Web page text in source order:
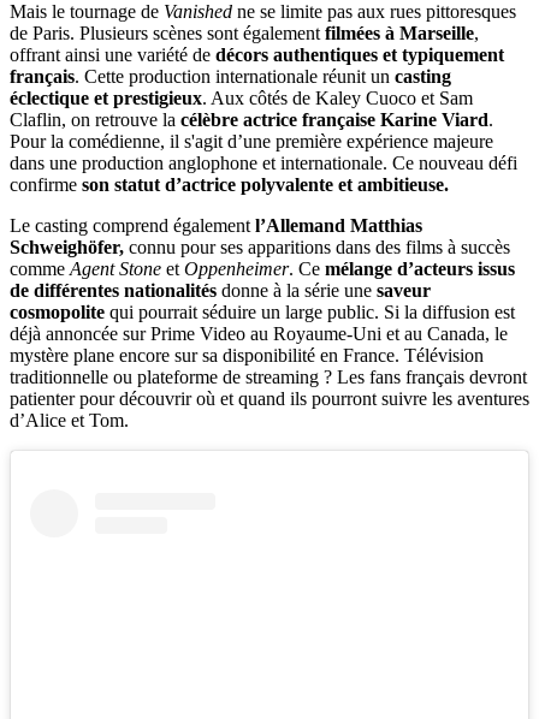
Mais le tournage de Vanished ne se limite pas aux rues pittoresques
de Paris. Plusieurs scènes sont égalementfilmées à Marseille,
offrant ainsi une variété de décors authentiques et typiquement
français. Cette production internationale réunit un casting
éclectique et prestigieux. Aux côtés de Kaley Cuoco et Sam
Claflin, on retrouve la célèbre actrice française Karine Viard.
Pour la comédienne, il s'agit d’une première expérience majeure
dans une production anglophone et internationale. Ce nouveau défi
confirme son statut d’actrice polyvalente et ambitieuse.
Le casting comprend égalementl’Allemand Matthias
Schweighöfer, connu pour ses apparitions dans des films à succès
commeAgent Stone etOppenheimer. Ce mélange d’acteurs issus
de différentes nationalités donne à la série une saveur
cosmopolite qui pourrait séduire un large public. Si la diffusion est
déjà annoncée sur Prime Video au Royaume-Uni et au Canada, le
mystère plane encore sur sa disponibilité en France. Télévision
traditionnelle ou plateforme de streaming ? Les fans français devront
patienter pour découvrir où et quand ils pourront suivre les aventures
d’Alice et Tom.